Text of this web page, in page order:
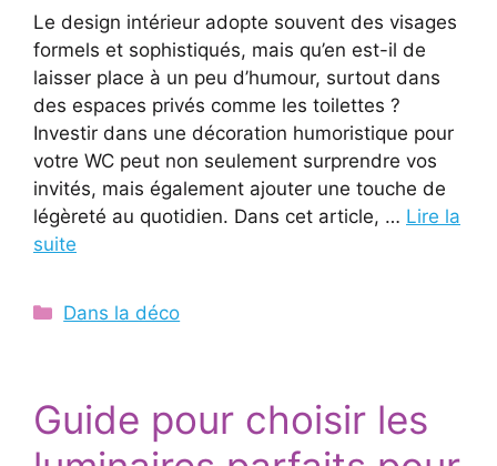
Le design intérieur adopte souvent des visages
formels et sophistiqués, mais qu’en est-il de
laisser place à un peu d’humour, surtout dans
des espaces privés comme les toilettes ?
Investir dans une décoration humoristique pour
votre WC peut non seulement surprendre vos
invités, mais également ajouter une touche de
légèreté au quotidien. Dans cet article, … Lire la
suite
Catégories
Dans la déco
Guide pour choisir les